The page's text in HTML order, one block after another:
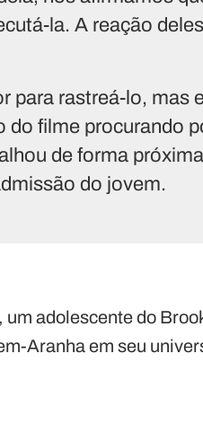
la. A reação
para rastreá-lo, mas
do filme procurando
de forma
do jovem.
adolescente do
Aranha em seu